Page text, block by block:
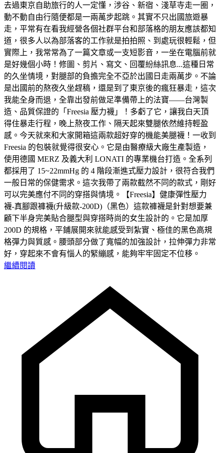
去過東京自助旅行的人一定懂，涉谷、新宿、淺草寺走一圈，
動不動自由行隨便都是一兩萬步起跳。其實不只出國旅遊暴
走，平常有在看我經營各個社群平台和部落格的朋友應該都知
道，很多人以為部落客的工作就是拍拍照、到處玩很輕鬆，但
實際上，我常常為了一篇文章或一支短影音，一坐在電腦前就
是好幾個小時！修圖、剪片、寫文、回覆紛絲訊息...這種日常
的久坐情境，對腿部的負擔完全不亞於出國日走兩萬步。不論
是出國前的熬夜久坐趕稿，還是到了東京後的瘋狂暴走，這次
我能全身而退，全靠出發前做足準備帶上的法寶——台灣製
造、品質保證的「Freesia 壓力襪」！多虧了它，讓我白天頂
得住暴走行程，晚上熬夜工作、隔天起來雙腿依然維持輕盈
感。今天就來和大家開箱這兩款超好穿的機能美腿襪！一收到
Freesia 的包裝就覺得很安心。它是由醫療級大廠生產製造，
使用德國 MERZ 及義大利 LONATI 的專業機台打造。全系列
都採用了 15~22mmHg 的 4 階段漸進式壓力設計，很符合我們
一般日常的保健需求。這次我帶了兩款截然不同的款式，剛好
可以完美應付不同的穿搭與情境。【Freesia】健康彈性壓力
襪-真腳跟褲襪(升級款-200D)（黑色）這款褲襪是針對想要兼
顧下半身完美貼合腿型與穿搭時尚的女生設計的。它是加厚
200D 的規格，平鋪展開來就能感受到紮實、極佳的黑色高規
格彈力與質感。腰頭部分做了寬幅的加強設計，拉伸彈力非常
好，穿起來不會有惱人的緊繃感，能夠牢牢固定不位移。
繼續閱讀